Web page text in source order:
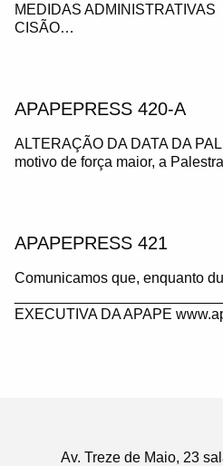
MEDIDAS
CISÃO…
APAPEPRESS 420-A
ALTERAÇÃO DA DATA DA
motivo de força maior, a
APAPEPRESS 421
Comunicamos que, enquanto
EXECUTIVA DA APAPE
Av. Treze de Maio, 23